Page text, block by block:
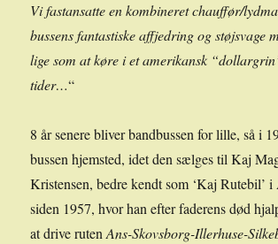
Vi fastansatte en kombineret chauffør/
bussens fantastiske affjedring og støjsvage
lige som at køre i et amerikansk
tider…“
8 år senere bliver bandbussen for lille, så i
bussen hjemsted, idet den sælges til Kaj
Kristensen, bedre kendt som ‘Kaj Rutebil’
siden 1957, hvor han efter faderens død
at drive rutenAns-Skovsborg-Illerhuse-